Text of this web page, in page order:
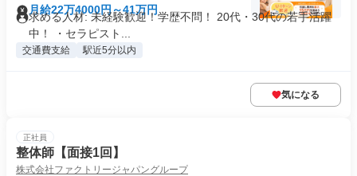
月給22万4000円～41万円
求める人材: 未経験歓迎！学歴不問！ 20代・30代の若手活躍
中！ ・セラピスト...
交通費支給 駅近5分以内
気になる
正社員
整体師【面接1回】
株式会社ファクトリージャパングループ